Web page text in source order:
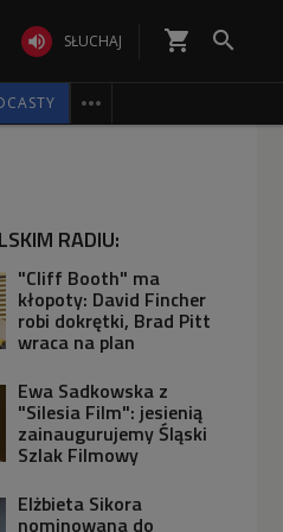
 SŁUCHAJ shopping_cart 

RADIU:
"Cliff Booth" ma
kłopoty: David Fincher
robi dokrętki, Brad Pitt
wraca na plan
Ewa Sadkowska z
"Silesia Film": jesienią
zainaugurujemy Śląski
Szlak Filmowy
Elżbieta Sikora
nominowana do